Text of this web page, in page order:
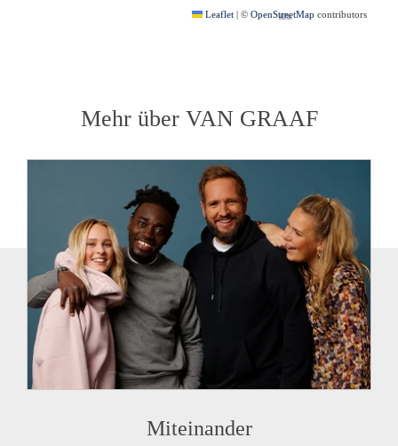
2
Leaflet | © OpenStreetMap contributors
Mehr über VAN GRAAF
Miteinander